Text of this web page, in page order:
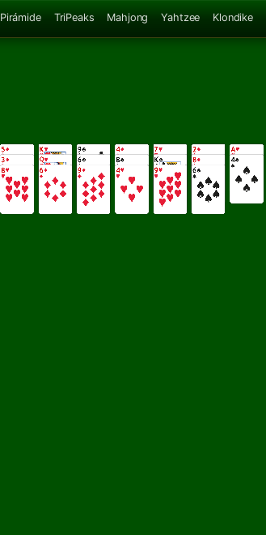
Pirámide TriPeaks Mahjong Yahtzee Klondike